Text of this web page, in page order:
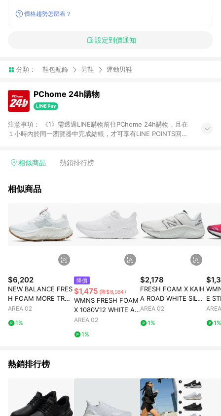
價格趨勢怎麼看？
設定到價通知
分類： 鞋包配飾 男鞋 運動男鞋
PChome 24h購物
注意事項： 《1》需透過LINE購物前往PChome 24h購物，且在
１小時內於同一瀏覽器中完成結帳，才可享有LINE POINTS回饋
在點數回饋範圍內。 《3》如取消訂單、退貨、購物中登出
品、票券、訂閱方案、PChome儲值商品、企業專區/企業採購、
值點數、點數/禮物卡 [2025/2/16起適用] - 票券全品項
[2026/6/2起適用] 《5》回饋點數的計算將會排除【訂單活動折
扣 (含折價券折扣)】、【P幣扣抵】、【現金積點扣抵】及【訂單
運費】等金額。 《6》符合LINE POINTS回饋資格之訂單將於商
POINTS點數資格亦不得使用點數紅包 。 《7》LINE購物設有
「單一商品最高回饋點數」機制 (特殊活動時開放「回饋無上
限」)，以同一訂單中同一商品不論件數計算，並依訂單成立時間
當下LINE購物所設定的回饋機制為準。 《8》LINE購物為購物資
訊整合性平台，商品資料更新會有時間差，如顯示之商品規格、
顏色、價位、贈品與PChome 24h購物銷售網頁不符，以銷售網
頁標示為準！
相似商品 熱銷排行榜
相似商品
$6,202
NEW BALANCE FRES
H FOAM MORE TRAIL
V3 WHITE GREY
AREA 02
1%
降價
$1,475 (降$6,984)
WMNS FRESH FOAM
X 1080V12 WHITE AR
CTIC FOX
AREA 02
1%
$2,178
FRESH FOAM X KAIH
A ROAD WHITE SILVE
R
AREA 02
1%
E
1%
熱銷排行榜